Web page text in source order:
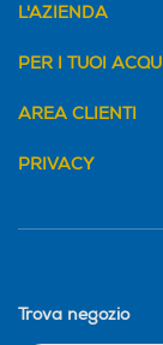
L'AZIENDA
PER I TUOI
AREA CLIENTI
PRIVACY
Trova negozio